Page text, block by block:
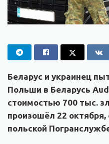
Беларус и украинец
Польши в Беларусь
стоимостью 700 тыс.
произошёл 22 октября,
польской